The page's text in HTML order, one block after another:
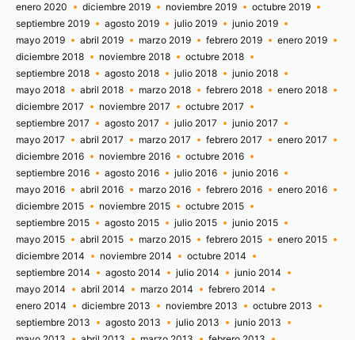
enero 2020
diciembre 2019 noviembre 2019
octubre 2019
septiembre 2019
agosto 2019 julio 2019
junio 2019
mayo 2019
abril 2019 marzo 2019 febrero 2019
enero 2019
diciembre 2018
noviembre 2018
octubre 2018
septiembre 2018
agosto 2018 julio 2018
junio 2018
mayo 2018
abril 2018 marzo 2018 febrero 2018
enero 2018
diciembre 2017
noviembre 2017
octubre 2017
septiembre 2017
agosto 2017 julio 2017
junio 2017
mayo 2017
abril 2017 marzo 2017 febrero 2017
enero 2017
diciembre 2016
noviembre 2016
octubre 2016
septiembre 2016
agosto 2016 julio 2016
junio 2016
mayo 2016
abril 2016 marzo 2016 febrero 2016
enero 2016
diciembre 2015
noviembre 2015
octubre 2015
septiembre 2015
agosto 2015 julio 2015
junio 2015
mayo 2015
abril 2015 marzo 2015 febrero 2015
enero 2015
diciembre 2014
noviembre 2014
octubre 2014
septiembre 2014
agosto 2014 julio 2014
junio 2014
mayo 2014
abril 2014 marzo 2014
febrero 2014
enero 2014
diciembre 2013 noviembre 2013
octubre 2013
septiembre 2013
agosto 2013 julio 2013
junio 2013